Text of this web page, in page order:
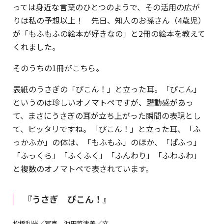
っては身近な言葉のひとつのようで、その活用の広が
りは私の予想以上！ 先日、知人のお孫さん（4歳児）
が「もふもふの絵本が好きなの」と2冊の絵本を教えて
くれました。
そのうちの1冊がこちら。
表紙のうさぎの「ぴこん！」と立った耳。「ぴこん」
というのは珍しいオノマトペですが、躍動感があっ
て、まさにうさぎの耳が立ち上がった瞬間の表現とし
て、ピッタリですね。「ぴこん！」と立った耳、「ふ
っかふか」の体は、「もふもふ」のほか、「ぱふっ」
「ふっくら」「ふくふく」「ふんわり」「ふわふわ」
と複数のオノマトペで表されています。
『うさぎ ぴこん！』